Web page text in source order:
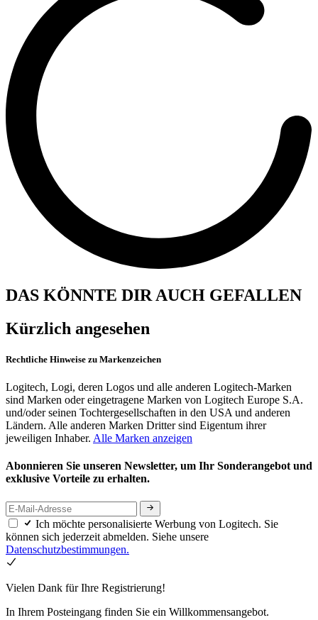
DAS KÖNNTE DIR AUCH GEFALLEN
Kürzlich angesehen
Rechtliche Hinweise zu Markenzeichen
Logitech, Logi, deren Logos und alle anderen Logitech-Marken
sind Marken oder eingetragene Marken von Logitech Europe S.A.
und/oder seinen Tochtergesellschaften in den USA und anderen
Ländern. Alle anderen Marken Dritter sind Eigentum ihrer
jeweiligen Inhaber. Alle Marken anzeigen
Abonnieren Sie unseren Newsletter, um Ihr Sonderangebot und
exklusive Vorteile zu erhalten.
Ich möchte personalisierte Werbung von Logitech. Sie
können sich jederzeit abmelden. Siehe unsere
Datenschutzbestimmungen.
Vielen Dank für Ihre Registrierung!
In Ihrem Posteingang finden Sie ein Willkommensangebot.